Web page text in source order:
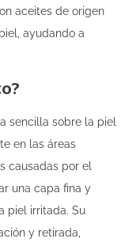
aceites de origen
ayudando a
sencilla sobre la piel
en las áreas
causadas por el
una capa fina y
piel irritada. Su
y retirada,